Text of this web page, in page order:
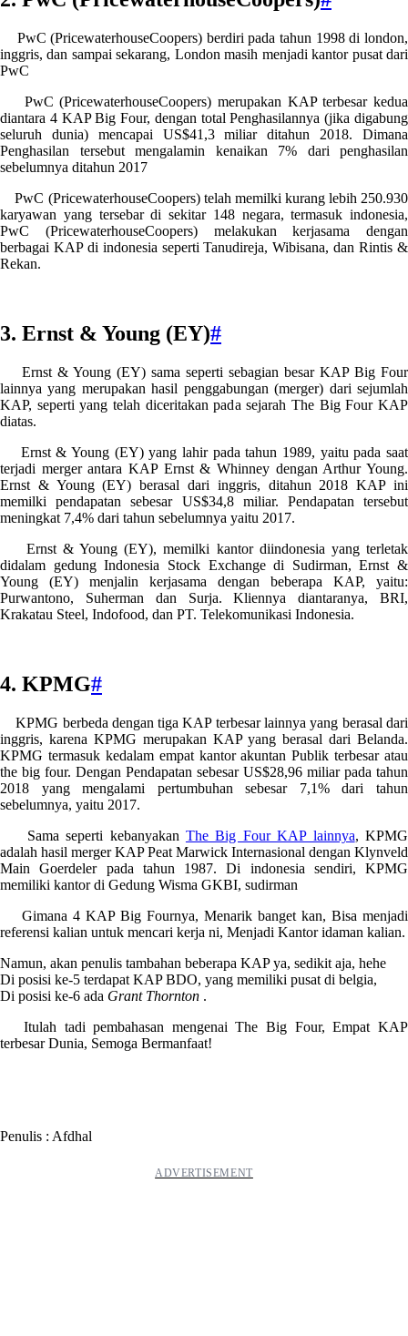
PwC (PricewaterhouseCoopers) berdiri pada tahun 1998 di london,
inggris, dan sampai sekarang, London masih menjadi kantor pusat dari
PwC
PwC (PricewaterhouseCoopers) merupakan KAP terbesar kedua
diantara 4 KAP Big Four, dengan total Penghasilannya (jika digabung
seluruh dunia) mencapai US$41,3 miliar ditahun 2018. Dimana
Penghasilan tersebut mengalamin kenaikan 7% dari penghasilan
sebelumnya ditahun 2017
PwC (PricewaterhouseCoopers) telah memilki kurang lebih 250.930
karyawan yang tersebar di sekitar 148 negara, termasuk indonesia,
PwC (PricewaterhouseCoopers) melakukan kerjasama dengan
berbagai KAP di indonesia seperti Tanudireja, Wibisana, dan Rintis &
Rekan.
3. Ernst & Young (EY)#
Ernst & Young (EY) sama seperti sebagian besar KAP Big Four
lainnya yang merupakan hasil penggabungan (merger) dari sejumlah
KAP, seperti yang telah diceritakan pada sejarah The Big Four KAP
diatas.
Ernst & Young (EY) yang lahir pada tahun 1989, yaitu pada saat
terjadi merger antara KAP Ernst & Whinney dengan Arthur Young.
Ernst & Young (EY) berasal dari inggris, ditahun 2018 KAP ini
memilki pendapatan sebesar US$34,8 miliar. Pendapatan tersebut
meningkat 7,4% dari tahun sebelumnya yaitu 2017.
Ernst & Young (EY), memilki kantor diindonesia yang terletak
didalam gedung Indonesia Stock Exchange di Sudirman, Ernst &
Young (EY) menjalin kerjasama dengan beberapa KAP, yaitu:
Purwantono, Suherman dan Surja. Kliennya diantaranya, BRI,
Krakatau Steel, Indofood, dan PT. Telekomunikasi Indonesia.
4. KPMG#
KPMG berbeda dengan tiga KAP terbesar lainnya yang berasal dari
inggris, karena KPMG merupakan KAP yang berasal dari Belanda.
KPMG termasuk kedalam empat kantor akuntan Publik terbesar atau
the big four. Dengan Pendapatan sebesar US$28,96 miliar pada tahun
2018 yang mengalami pertumbuhan sebesar 7,1% dari tahun
sebelumnya, yaitu 2017.
Sama seperti kebanyakan The Big Four KAP lainnya, KPMG
adalah hasil merger KAP Peat Marwick Internasional dengan Klynveld
Main Goerdeler pada tahun 1987. Di indonesia sendiri, KPMG
memiliki kantor di Gedung Wisma GKBI, sudirman
Gimana 4 KAP Big Fournya, Menarik banget kan, Bisa menjadi
referensi kalian untuk mencari kerja ni, Menjadi Kantor idaman kalian.
Namun, akan penulis tambahan beberapa KAP ya, sedikit aja, hehe
Di posisi ke-5 terdapat KAP BDO, yang memiliki pusat di belgia,
Di posisi ke-6 ada Grant Thornton .
Itulah tadi pembahasan mengenai The Big Four, Empat KAP
terbesar Dunia, Semoga Bermanfaat!
Penulis : Afdhal